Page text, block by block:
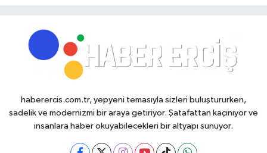
haberercis.com.tr, yepyeni temasıyla sizleri buluştururken,
sadelik ve modernizmi bir araya getiriyor. Şatafattan kaçınıyor ve
insanlara haber okuyabilecekleri bir altyapı sunuyor.